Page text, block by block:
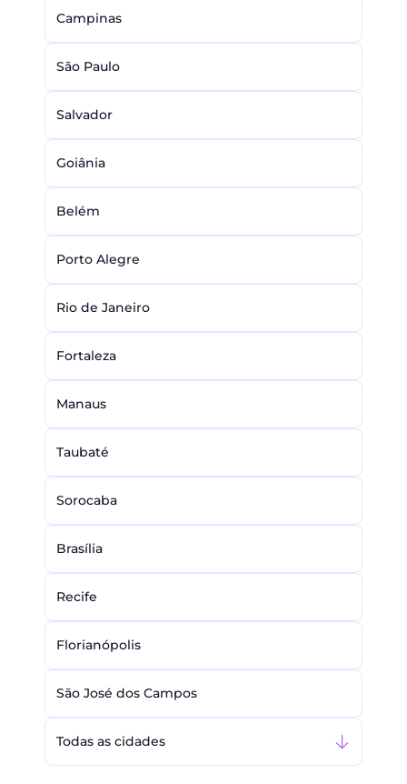
Campinas
São Paulo
Salvador
Goiânia
Belém
Porto Alegre
Rio de Janeiro
Fortaleza
Manaus
Taubaté
Sorocaba
Brasília
Recife
Florianópolis
São José dos Campos
Todas as cidades